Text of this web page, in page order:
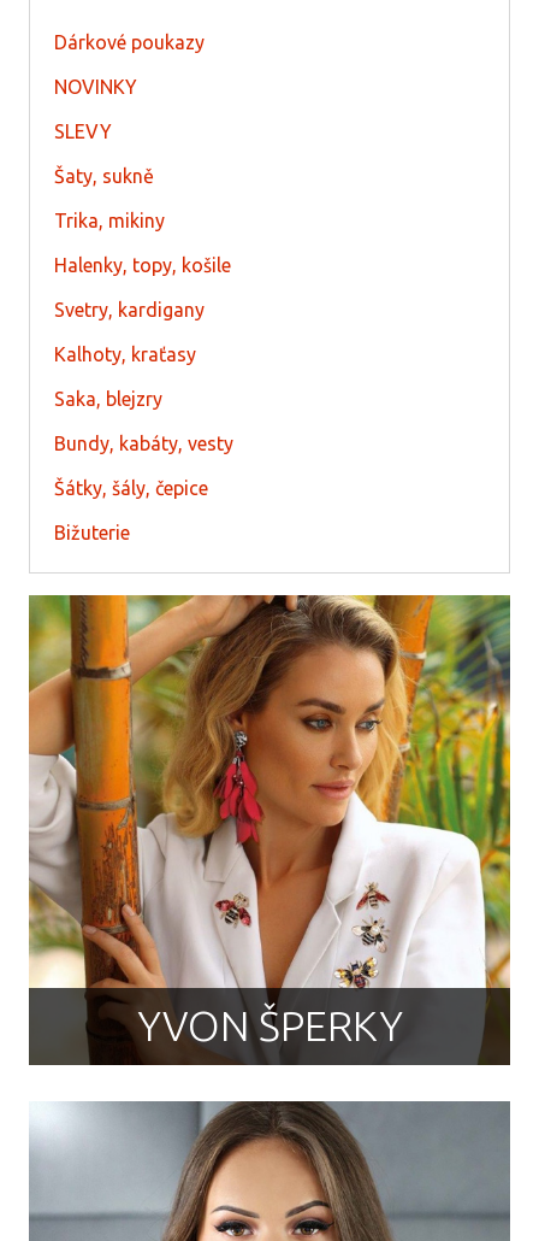
Dárkové poukazy
NOVINKY
SLEVY
Šaty, sukně
Trika, mikiny
Halenky, topy, košile
Svetry, kardigany
Kalhoty, kraťasy
Saka, blejzry
Bundy, kabáty, vesty
Šátky, šály, čepice
Bižuterie
YVON ŠPERKY